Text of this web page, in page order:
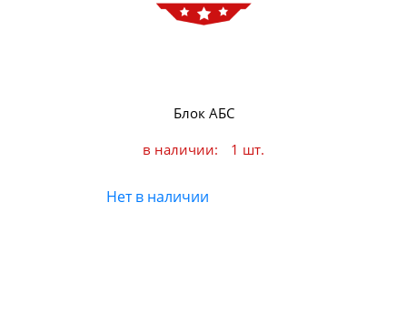
Блок АБС
в наличии:
1 шт.
Нет в наличии